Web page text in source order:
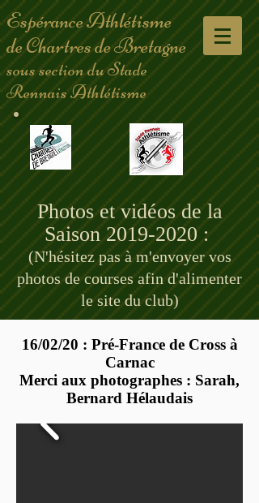
Espérance Athlétisme
de Chartres de Bretagne
sous section du Stade
Rennais Athlétisme
Photos et vidéos de la
Saison2019-2020:
(N'hésitez pas à m'envoyer vos
photos de courses afin d'alimenter
le site du club)
16/02/20 : Pré-France de Cross à
Carnac
Merci aux photographes : Sarah,
Bernard Hélaudais